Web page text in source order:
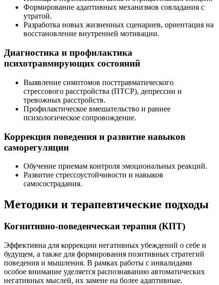
Формирование адаптивных механизмов совладания с
утратой.
Разработка новых жизненных сценариев, ориентация на
восстановление внутренней мотивации.
Диагностика и профилактика
психотравмирующих состояний
Выявление симптомов посттравматического
стрессового расстройства (ПТСР), депрессии и
тревожных расстройств.
Профилактическое вмешательство и раннее
психологическое сопровождение.
Коррекция поведения и развитие навыков
саморегуляции
Обучение приемам контроля эмоциональных реакций.
Развитие стрессоустойчивости и навыков
самосострадания.
Методики и терапевтические подходы
Когнитивно-поведенческая терапия (КПТ)
Эффективна для коррекции негативных убеждений о себе и
будущем, а также для формирования позитивных стратегий
поведения и мышления. В рамках работы с инвалидами
особое внимание уделяется распознаванию автоматических
негативных мыслей, их замене на более адаптивные.